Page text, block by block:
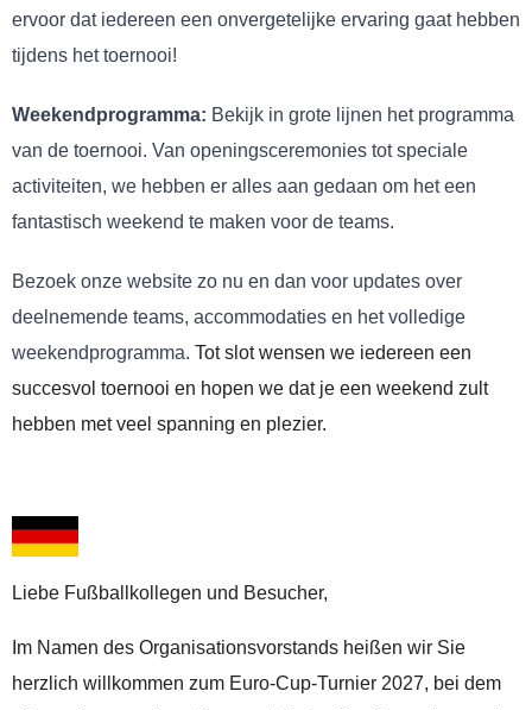
ervoor dat iedereen een onvergetelijke ervaring gaat hebben
tijdens het toernooi!
Weekendprogramma: Bekijk in grote lijnen het programma
van de toernooi. Van openingsceremonies tot speciale
activiteiten, we hebben er alles aan gedaan om het een
fantastisch weekend te maken voor de teams.
Bezoek onze website zo nu en dan voor updates over
deelnemende teams, accommodaties en het volledige
weekendprogramma. Tot slot wensen we iedereen een
succesvol toernooi en hopen we dat je een weekend zult
hebben met veel spanning en plezier.
Liebe Fußballkollegen und Besucher,
Im Namen des Organisationsvorstands heißen wir Sie
herzlich willkommen zum Euro-Cup-Turnier 2027, bei dem